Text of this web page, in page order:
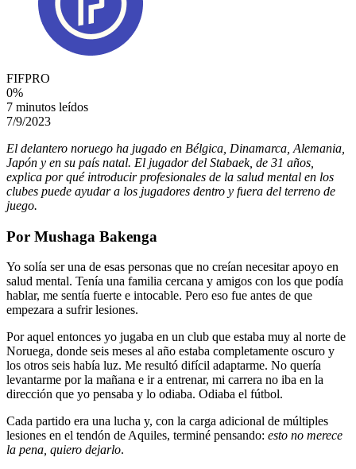
FIFPRO
0%
7 minutos leídos
7/9/2023
El delantero noruego ha jugado en Bélgica, Dinamarca, Alemania,
Japón y en su país natal. El jugador del Stabaek, de 31 años,
explica por qué introducir profesionales de la salud mental en los
clubes puede ayudar a los jugadores dentro y fuera del terreno de
juego.
Por Mushaga Bakenga
Yo solía ser una de esas personas que no creían necesitar apoyo en
salud mental. Tenía una familia cercana y amigos con los que podía
hablar, me sentía fuerte e intocable. Pero eso fue antes de que
empezara a sufrir lesiones.
Por aquel entonces yo jugaba en un club que estaba muy al norte de
Noruega, donde seis meses al año estaba completamente oscuro y
los otros seis había luz. Me resultó difícil adaptarme. No quería
levantarme por la mañana e ir a entrenar, mi carrera no iba en la
dirección que yo pensaba y lo odiaba. Odiaba el fútbol.
Cada partido era una lucha y, con la carga adicional de múltiples
lesiones en el tendón de Aquiles, terminé pensando: esto no merece
la pena, quiero dejarlo.